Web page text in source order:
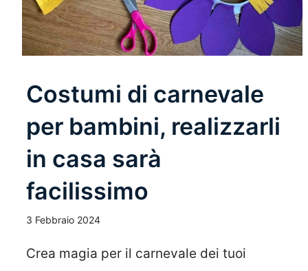
Costumi di carnevale
per bambini, realizzarli
in casa sarà
facilissimo
3 Febbraio 2024
Crea magia per il carnevale dei tuoi